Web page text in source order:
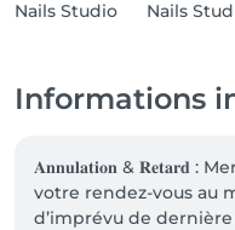
Informations
𝐀𝐧𝐧𝐮𝐥𝐚𝐭𝐢𝐨𝐧 & 𝐑𝐞𝐭𝐚𝐫𝐝 :
votre rendez-vous au
d’imprévu de